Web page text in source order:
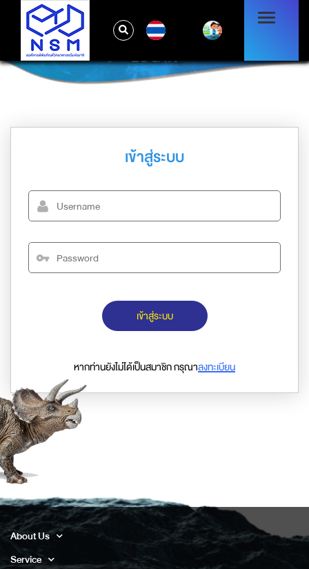
LOG IN
เข้าสู่ระบบ
เข้าสู่ระบบ
หากท่านยังไม่ได้เป็นสมาชิก กรุณาลงทะเบียน
About Us
Service